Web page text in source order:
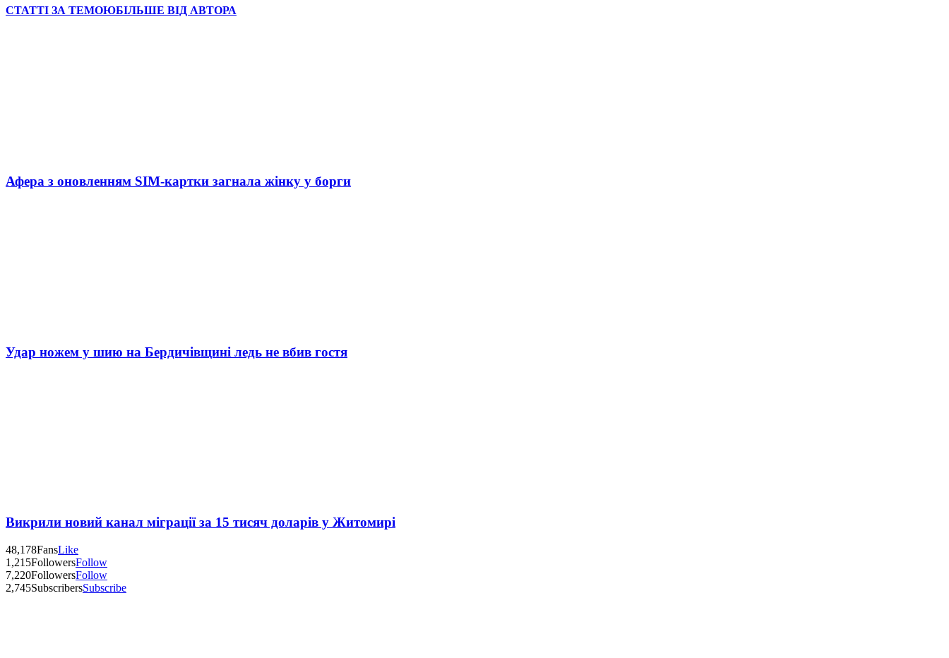
СТАТТІ ЗА ТЕМОЮБІЛЬШЕ ВІД АВТОРА
Афера з оновленням SIM-картки загнала жінку у борги
Удар ножем у шию на Бердичівщині ледь не вбив гостя
Викрили новий канал міграції за 15 тисяч доларів у Житомирі
48,178FansLike
1,215FollowersFollow
7,220FollowersFollow
2,745SubscribersSubscribe